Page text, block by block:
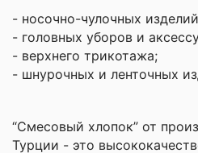
- носочно-чулочных
- головных уборов и
- верхнего трикотажа;
- шнурочных и ленточных
“Смесовый хлопок” от
Турции - это